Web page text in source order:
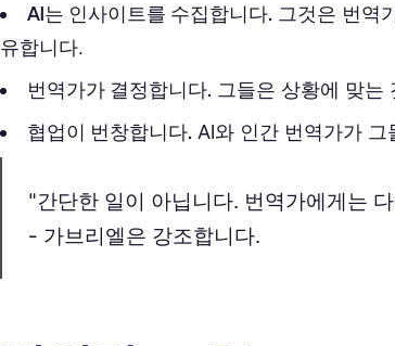
AI는 인사이트를 수집합니다. 그것은 번역
유합니다.
번역가가 결정합니다. 그들은 상황에 맞는
협업이 번창합니다. AI와 인간 번역가가
"간단한 일이 아닙니다. 번역가에게는
- 가브리엘은 강조합니다.